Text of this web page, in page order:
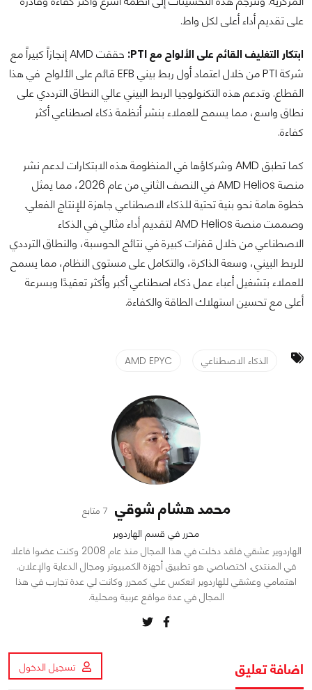
على تقديم أداء أعلى لكل واط.
ابتكار التغليف القائم على الألواح مع PTI:
حققت AMD إنجازاً كبيراً مع
شركة PTI من خلال اعتماد أول ربط بيني EFB قائم على الألواح في هذا
القطاع. وتدعم هذه التكنولوجيا الربط البيني عالي النطاق الترددي على
نطاق واسع، مما يسمح للعملاء بنشر أنظمة ذكاء اصطناعي أكثر
كفاءة.
كما تطبق AMD وشركاؤها في المنظومة هذه الابتكارات لدعم نشر
منصة AMD Helios في النصف الثاني من عام 2026، مما يمثل
خطوة هامة نحو بنية تحتية للذكاء الاصطناعي جاهزة للإنتاج الفعلي.
وصممت منصة AMD Helios لتقديم أداء مثالي في الذكاء
الاصطناعي من خلال قفزات كبيرة في نتائج الحوسبة، والنطاق الترددي
للربط البيني، وسعة الذاكرة، والتكامل على مستوى النظام، مما يسمح
للعملاء بتشغيل أعباء عمل ذكاء اصطناعي أكبر وأكثر تعقيدًا وبسرعة
أعلى مع تحسين استهلاك الطاقة والكفاءة.
الذكاء الاصطناعي AMD EPYC
محمد هشام شوقي 7 متابع
محرر في قسم الهاردوير
الهاردوير عشقي فلقد دخلت في هذا المجال منذ عام 2008 وكنت عضوا فاعلا
في المنتدى. اختصاصي هو تطبيق أجهزة الكمبيوتر ومجال الدعاية والإعلان.
اهتمامي وعشقي للهاردوير انعكس علي كمحرر وكانت لي عدة تجارب في هذا
المجال في عدة مواقع عربية ومحلية.
اضافة تعليق تسجيل الدخول